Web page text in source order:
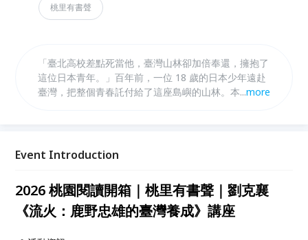
桃里有書聲
「臺北高校差點死當他，臺灣山林卻加倍奉還，擁抱了
這位日本青年。」百年前，一位 18 歲的日本少年遠赴
臺灣，把整個青春託付給了這座島嶼的山林。本場講座
如何在臺灣的山林裡，淬鍊出他一生最璀璨的學養與熱
...more
Event Introduction
2026 桃園閱讀開箱｜桃里有書聲｜劉克襄
《流火：鹿野忠雄的臺灣養成》講座